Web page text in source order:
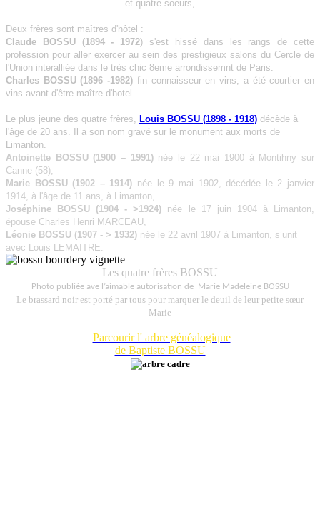
et quatre soeurs,
Deux frères sont maîtres d'hôtel :
Claude BOSSU (1894 - 1972) s'est hissé dans les rangs de cette
profession pour aller exercer au sein des prestigieux salons du Cercle de
l'Union interalliée dans le très chic 8eme arrondissemnt de Paris.
Charles BOSSU (1896 -1982) fin connaisseur en vins, a été courtier en
vins avant d'être maître d'hotel
Le plus jeune des quatre frères, Louis BOSSU (1898 - 1918) décède à
l'âge de 20 ans. Il a son nom gravé sur le monument aux morts de
Limanton.
Antoinette BOSSU (1900 – 1991)née le 22 mai 1900 à Montihny sur
Canne (58),
Marie BOSSU (1902 – 1914) née le 9 mai 1902, décédée le 2 janvier
1914, à l'âge de 11 ans, à Limanton,
Joséphine BOSSU (1904 - >1924) née le 17 juin 1904 à Limanton,
épouse Charles Henri MARCEAU,
Léonie BOSSU (1907 - > 1932) née le 22 avril 1907 à Limanton, s’unit
avec Louis LEMAITRE.
Les quatre frères BOSSU
Photo publiée ave l’aimable autorisation de Marie Madeleine BOSSU
Le brassard noir est porté par tous pour marquer le deuil de leur petite sœur
Marie
Parcourir l' arbre généalogique
de Baptiste BOSSU